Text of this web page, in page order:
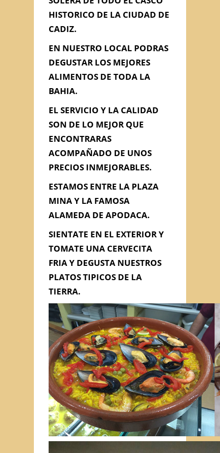
HISTORICO DE LA CIUDAD DE
CADIZ.
EN NUESTRO LOCAL PODRAS
DEGUSTAR LOS MEJORES
ALIMENTOS DE TODA LA
BAHIA.
EL SERVICIO Y LA CALIDAD
SON DE LO MEJOR QUE
ENCONTRARAS
ACOMPAÑADO DE UNOS
PRECIOS INMEJORABLES.
ESTAMOS ENTRE LA PLAZA
MINA Y LA FAMOSA
ALAMEDA DE APODACA.
SIENTATE EN EL EXTERIOR Y
TOMATE UNA CERVECITA
FRIA Y DEGUSTA NUESTROS
PLATOS TIPICOS DE LA
TIERRA.
Información de
Contacto
C/ ZORRILLA Nº 3, Cádiz, Cádiz
956 221 031
lagaditana@gmail.com
Contacta con Nosotros